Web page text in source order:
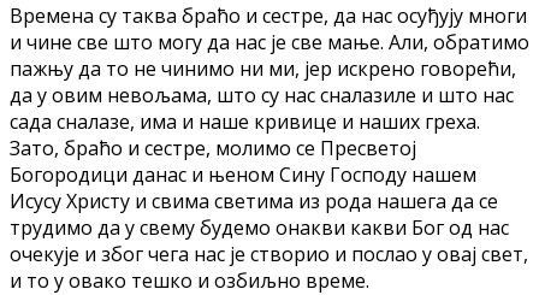
Времена су таква браћо и сестре, да нас осуђују многи
и чине све што могу да нас је све мање. Али, обратимо
пажњу да то не чинимо ни ми, јер искрено говорећи,
да у овим невољама, што су нас сналазиле и што нас
сада сналазе, има и наше кривице и наших греха.
Зато, браћо и сестре, молимо се Пресветој
Богородици данас и њеном Сину Господу нашем
Исусу Христу и свима светима из рода нашега да се
трудимо да у свему будемо онакви какви Бог од нас
очекује и због чега нас је створио и послао у овај свет,
и то у овако тешко и озбиљно време.